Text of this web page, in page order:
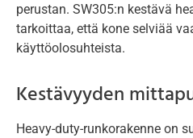
perustan. SW305:n kestävä
tarkoittaa, että kone selviää
käyttöolosuhteista.
Kestävyyden
Heavy-duty-runkorakenne on